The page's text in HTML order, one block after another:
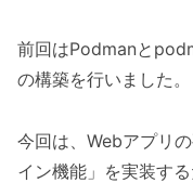
前回はPodmanと
の構築を行いました。
今回は、Webアプリ
イン機能」を実装する